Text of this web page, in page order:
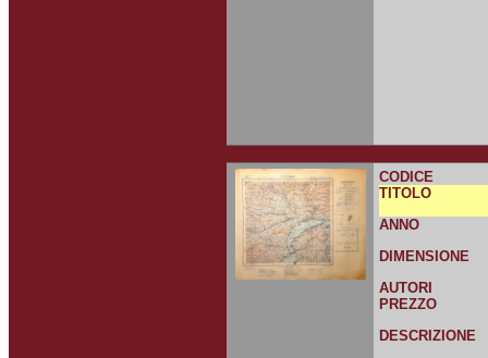
CODICE
TITOLO
ANNO
DIMENSIONE
AUTORI
PREZZO
DESCRIZIONE